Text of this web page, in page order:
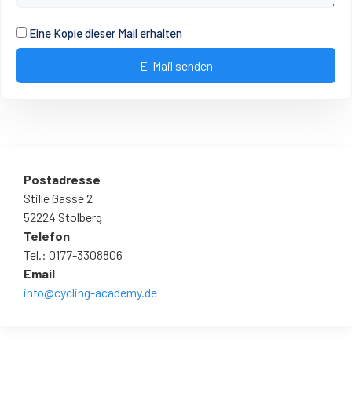
Eine Kopie dieser Mail erhalten
E-Mail senden
Postadresse
Stille Gasse 2
52224 Stolberg
Telefon
Tel.: 0177-3308806
Email
info@cycling-academy.de